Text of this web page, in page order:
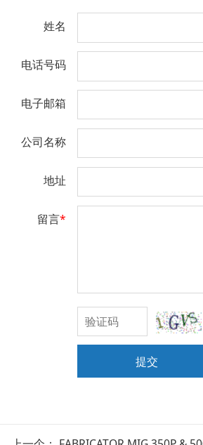
姓名
电话号码
电子邮箱
公司名称
地址
留言*
提交